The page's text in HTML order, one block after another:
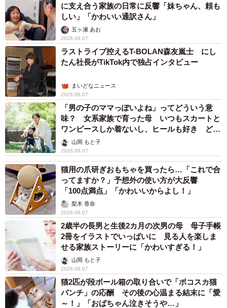
に支え合う家族の日常に反響「妹ちゃん、頼も
しい」「かわいい通訳さん」
五ヶ瀬 あお
2026.08.07
ラストライブ控えるT-BOLAN森友嵐士 にし
たん社長がTikTok内で独占インタビュー
まいどなニュース
2026.08.07
「男の子のママっぽいよね」ってどういう意
味？ 女系家族で育った母 いつもスカートと
ワンピースしか着ないし、ヒールも好き どの
へんが…
山岡 もと子
2026.08.07
猫用の爪研ぎおもちゃを買ったら…「これで合
ってますか？」予想外の使い方が大反響
「100点満点」「かわいいからよし！」
梨木 香奈
2026.08.07
2歳半の長男と生後2カ月の次男の母 母子手帳
2冊をイラストでいっぱいに 見る人を楽しま
せる家族ストーリーに「かわいすぎる！」
山岡 もと子
2026.08.07
猫2匹が段ボール箱の取り合いで「ポコスカ猫
パンチ」の応酬 その後の心温まる結末に「愛
～！」「おばちゃん泣きそうや…」